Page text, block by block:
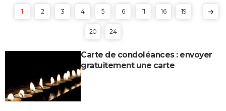
1 2 3 4 5 6 11 16 19
20 24
Carte de condoléances : envoyer
gratuitement une carte